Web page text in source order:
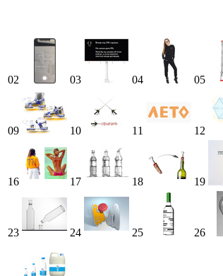
02 03 04 05
09 10 11 12
16 17 18 19
23 24 25 26